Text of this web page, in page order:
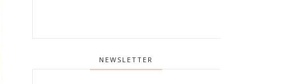
NEWSLETTER